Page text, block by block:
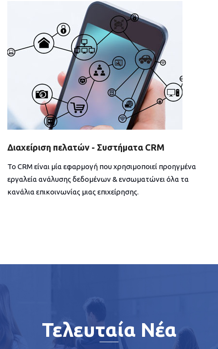
Διαχείριση πελατών - Συστήματα CRM
Το CRM είναι μία εφαρμογή που χρησιμοποιεί προηγμένα
εργαλεία ανάλυσης δεδομένων & ενσωματώνει όλα τα
κανάλια επικοινωνίας μιας επιχείρησης.
Τελευταία Νέα